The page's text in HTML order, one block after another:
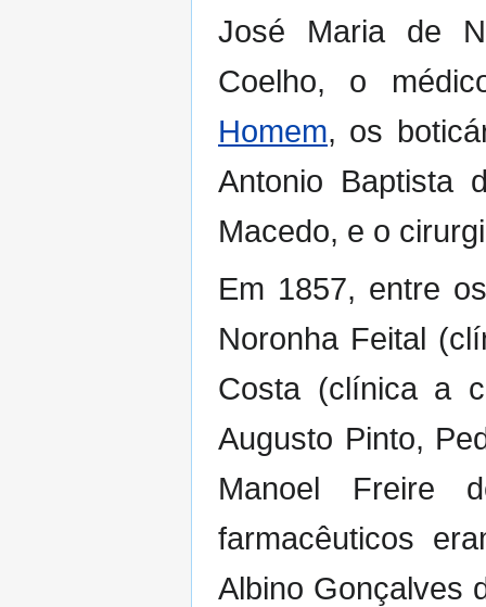
José Maria de
Coelho, o
Homem, os
Antonio Baptista
Macedo, e o
Em 1857, entre
Noronha Feital
Costa (clínica a
Augusto Pinto,
Manoel Freire
farmacêuticos
Albino Gonçalves